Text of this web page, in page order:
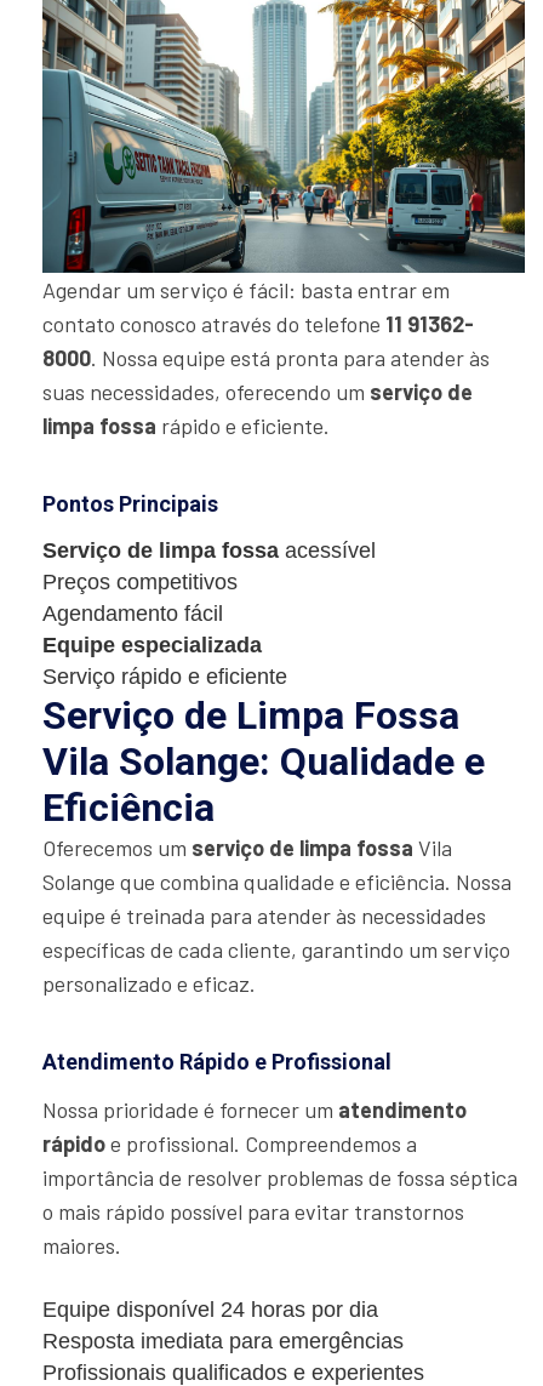
Agendar um serviço é fácil: basta entrar em
contato conosco através do telefone 11 91362-
8000. Nossa equipe está pronta para atender às
suas necessidades, oferecendo um serviço de
limpa fossa rápido e eficiente.
Pontos Principais
Serviço de limpa fossa acessível
Preços competitivos
Agendamento fácil
Equipe especializada
Serviço rápido e eficiente
Serviço de Limpa Fossa
Vila Solange: Qualidade e
Eficiência
Oferecemos um serviço de limpa fossa Vila
Solange que combina qualidade e eficiência. Nossa
equipe é treinada para atender às necessidades
específicas de cada cliente, garantindo um serviço
personalizado e eficaz.
Atendimento Rápido e Profissional
Nossa prioridade é fornecer um atendimento
rápidoe profissional. Compreendemos a
importância de resolver problemas de fossa séptica
o mais rápido possível para evitar transtornos
maiores.
Equipe disponível 24 horas por dia
Resposta imediata para emergências
Profissionais qualificados e experientes